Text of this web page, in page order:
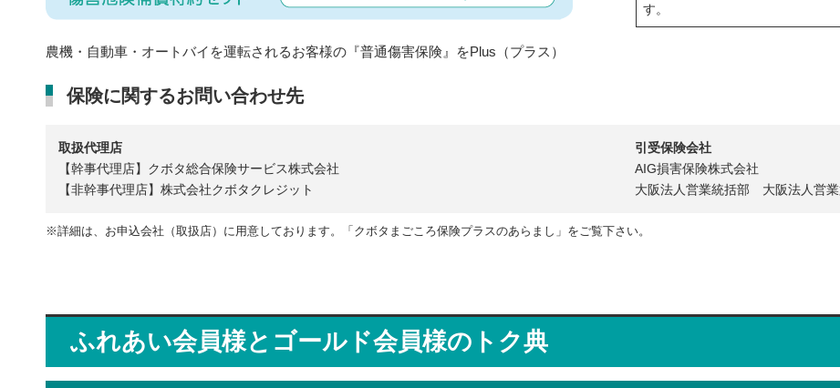
農機・自動車・オートバイを運転されるお客様の『普通傷害保険』をPlus（プラス）
す。
保険に関するお問い合わせ先
取扱代理店
【幹事代理店】クボタ総合保険サービス株式会社
【非幹事代理店】株式会社クボタクレジット
引受保険会社
AIG損害保険株式会社
大阪法人営業統括部 大阪法人営
※詳細は、お申込会社（取扱店）に用意しております。「クボタまごころ保険プラスのあらまし」をご覧下さい。
ふれあい会員様とゴールド会員様のトク典